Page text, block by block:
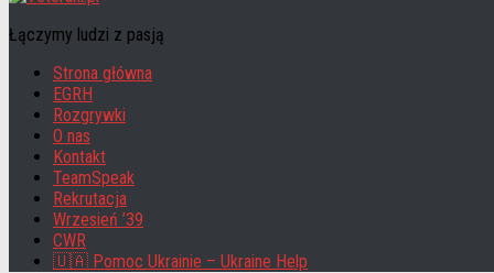
Łączymy ludzi z pasją
Strona główna
EGRH
Rozgrywki
O nas
Kontakt
TeamSpeak
Rekrutacja
Wrzesień ’39
CWR
🇺🇦 Pomoc Ukrainie – Ukraine Help